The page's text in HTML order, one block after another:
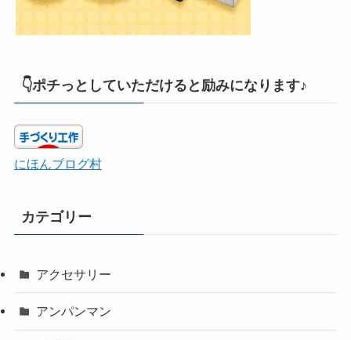
👇ポチっとしていただけると励みになります♪
にほんブログ村
カテゴリー
アクセサリー
アンパンマン